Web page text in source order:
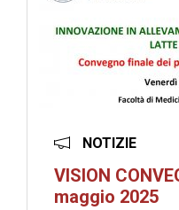
NOTIZIE
VISION
maggio 2025